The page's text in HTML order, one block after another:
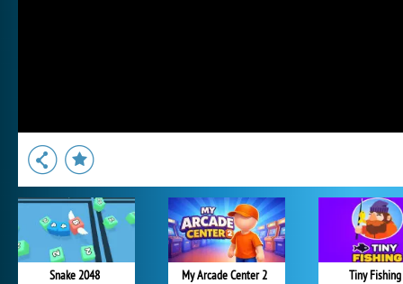
Snake 2048 My Arcade Center 2 Tiny Fishing